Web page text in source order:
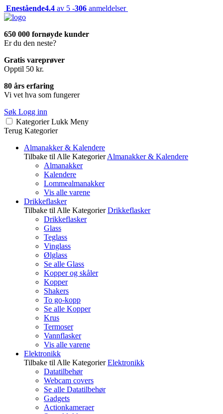
Enestående4.4 av 5 -306 anmeldelser
650 000 fornøyde kunder
Er du den neste?
Gratis vareprøver
Opptil 50 kr.
80 års erfaring
Vi vet hva som fungerer
Søk Logg inn
Kategorier Lukk Meny
Terug Kategorier
Almanakker & Kalendere
Tilbake til Alle Kategorier Almanakker & Kalendere
Almanakker
Kalendere
Lommealmanakker
Vis alle varene
Drikkeflasker
Tilbake til Alle Kategorier Drikkeflasker
Drikkeflasker
Glass
Teglass
Vinglass
Ølglass
Se alle Glass
Kopper og skåler
Kopper
Shakers
To go-kopp
Se alle Kopper
Krus
Termoser
Vannflasker
Vis alle varene
Elektronikk
Tilbake til Alle Kategorier Elektronikk
Datatilbehør
Webcam covers
Se alle Datatilbehør
Gadgets
Actionkameraer